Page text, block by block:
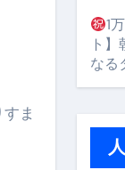
安で手に入れる方
衛システム」完全
ド
ま
1
ト
なる